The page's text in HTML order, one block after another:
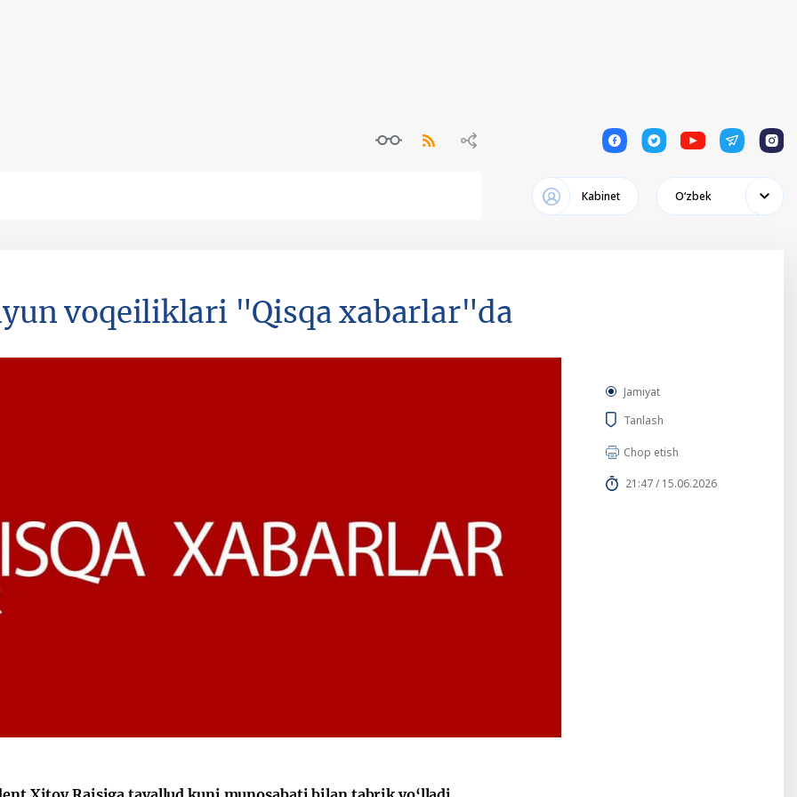
1 1 1 1 1
Кabinet Oʻzbek
voqeiliklari "Qisqa xabarlar"da
Jamiyat
Tanlash
Chop etish
21:47 / 15.06.2026